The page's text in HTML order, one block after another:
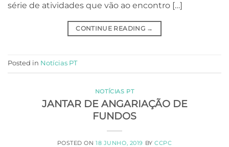
série de atividades que vão ao encontro […]
CONTINUE READING →
Posted in Notícias PT
NOTÍCIAS PT
JANTAR DE ANGARIAÇÃO DE
FUNDOS
POSTED ON18 JUNHO, 2019 BYCCPC